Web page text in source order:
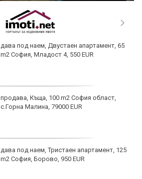
дава под наем, Двустаен апартамент, 65
m2 София, Младост 4, 550 EUR
продава, Къща, 100 m2 София област,
с.Горна Малина, 79000 EUR
дава под наем, Тристаен апартамент, 125
m2 София, Борово, 950 EUR